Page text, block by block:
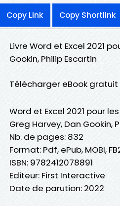
Copy Link Copy Shortlink
Livre Word et Excel 2021
Gookin, Philip Escartin
Télécharger eBook
Word et Excel 2021 pour
Greg Harvey, Dan Gookin,
Nb. de pages: 832
Format: Pdf, ePub, MOBI,
ISBN: 9782412078891
Editeur: First Interactive
Date de parution: 2022